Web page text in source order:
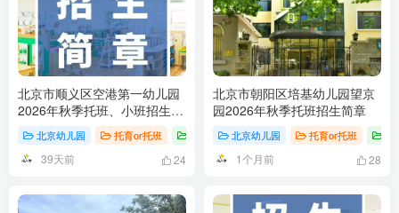
北京市顺义区空港第一幼儿园
2026年秋季托班、小班招生简
北京幼儿园 托育or托班 招生简章
39天前 24
北京市朝阳区培基幼儿园望京
园2026年秋季托班招生简章
北京幼儿园 托育or托班
1个月前 28